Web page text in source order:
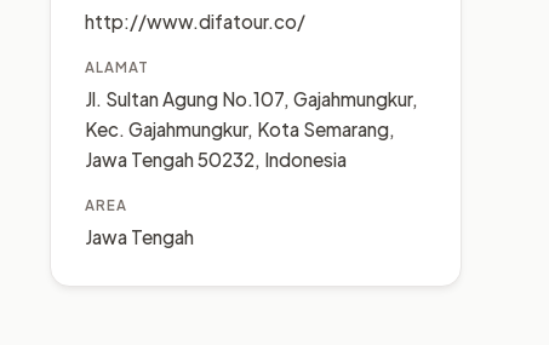
http://www.difatour.co/
ALAMAT
Jl. Sultan Agung No.107, Gajahmungkur,
Kec. Gajahmungkur, Kota Semarang,
Jawa Tengah 50232, Indonesia
AREA
Jawa Tengah